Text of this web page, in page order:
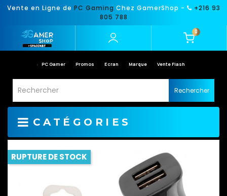
Vente en Ligne de PC Gaming Chez GamerShop -
+216 93
805 788
0
PC Gamer Promos Ecran Marque Vente Flash
Rechercher
CATÉGORIES
RUPTURE DE STOCK